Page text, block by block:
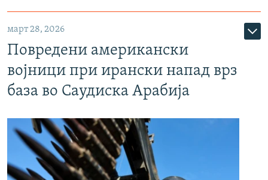
март 28, 2026
Повредени американски
војници при ирански напад врз
база во Саудиска Арабија